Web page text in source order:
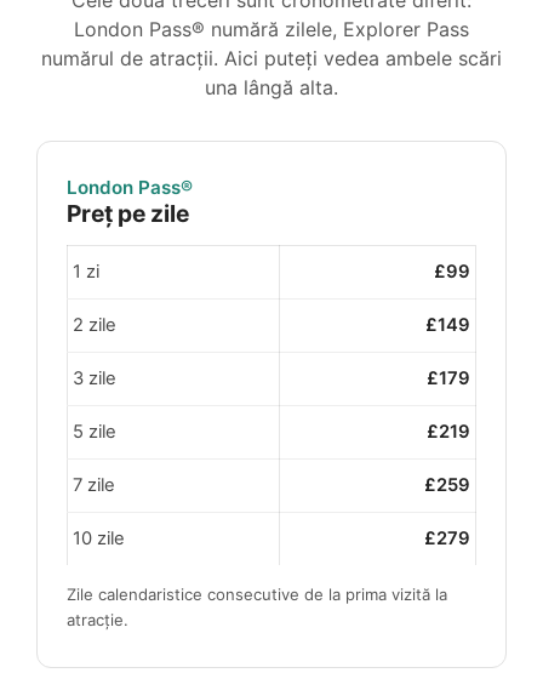
London Pass® numără zilele, Explorer Pass
numărul de atracții. Aici puteți vedea ambele scări
una lângă alta.
London Pass®
Preț pe zile
1 zi £99
2 zile £149
3 zile £179
5 zile £219
7 zile £259
10 zile £279
Zile calendaristice consecutive de la prima vizită la
atracție.